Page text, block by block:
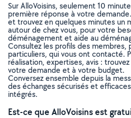
Sur AlloVoisins, seulement 10
première réponse à votre
et trouvez en quelques minutes un
autour de chez vous, pour votre
déménagement et aide au
Consultez les profils des membres,
particuliers, qui vous ont contacté.
réalisation, expertises, avis :
votre demande et à votre budget.
Conversez ensemble depuis la
des échanges sécurisés et
intégrés.
Est-ce que AlloVoisins est